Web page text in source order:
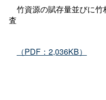
竹資源の賦存量並びに竹
査
（PDF：2,036KB）